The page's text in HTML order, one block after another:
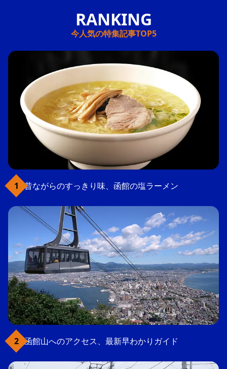
今人気の特集記事TOP5
昔ながらのすっきり味、函館の塩ラーメン
函館山へのアクセス、最新早わかりガイド